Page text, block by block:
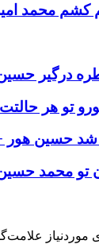
محمد
درگیر حسین
تو هر
حسین هور +
تو محمد